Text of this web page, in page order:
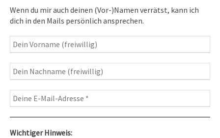
Wenn du mir auch deinen (Vor-)Namen verrätst, kann ich
dich in den Mails persönlich ansprechen.
Wichtiger Hinweis:
Inspirationen
– Bewusstseins-Impulse, Meditation &
Heilung, Texte & Botschaften
Fotografie– Fotoblog, Kalender, Workshops